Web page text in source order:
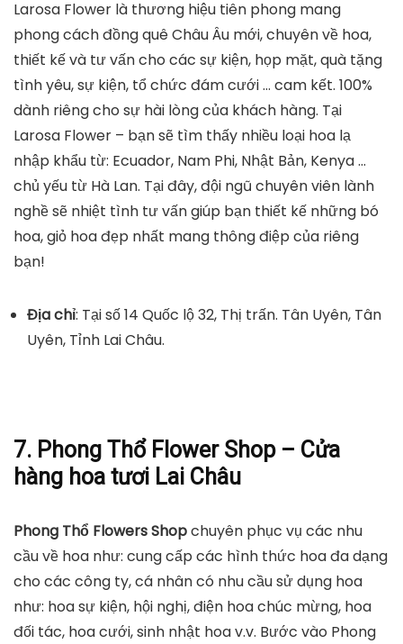
Larosa Flower là thương hiệu tiên phong mang
phong cách đồng quê Châu Âu mới, chuyên về hoa,
thiết kế và tư vấn cho các sự kiện, họp mặt, quà tặng
tình yêu, sự kiện, tổ chức đám cưới … cam kết. 100%
dành riêng cho sự hài lòng của khách hàng. Tại
Larosa Flower – bạn sẽ tìm thấy nhiều loại hoa lạ
nhập khẩu từ: Ecuador, Nam Phi, Nhật Bản, Kenya …
chủ yếu từ Hà Lan. Tại đây, đội ngũ chuyên viên lành
nghề sẽ nhiệt tình tư vấn giúp bạn thiết kế những bó
hoa, giỏ hoa đẹp nhất mang thông điệp của riêng
bạn!
Địa chỉ: Tại số 14 Quốc lộ 32, Thị trấn. Tân Uyên, Tân
Uyên, Tỉnh Lai Châu.
7. Phong Thổ Flower Shop – Cửa
hàng hoa tươi Lai Châu
Phong Thổ Flowers Shopchuyên phục vụ các nhu
cầu về hoa như: cung cấp các hình thức hoa đa dạng
cho các công ty, cá nhân có nhu cầu sử dụng hoa
như: hoa sự kiện, hội nghị, điện hoa chúc mừng, hoa
đối tác, hoa cưới, sinh nhật hoa v.v. Bước vào Phong